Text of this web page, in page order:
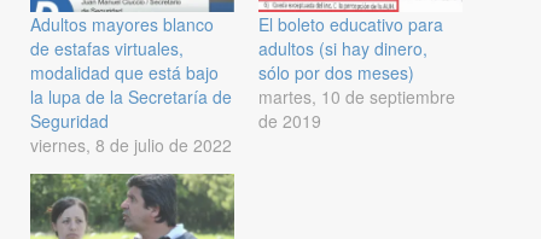
Adultos mayores blanco
de estafas virtuales,
modalidad que está bajo
la lupa de la Secretaría de
Seguridad
viernes, 8 de julio de 2022
El boleto educativo para
adultos (si hay dinero,
sólo por dos meses)
martes, 10 de septiembre
de 2019